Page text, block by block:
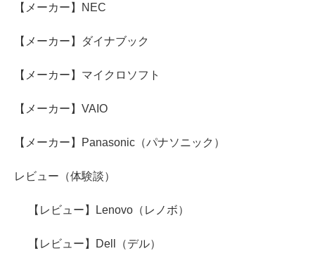
【メーカー】NEC
【メーカー】ダイナブック
【メーカー】マイクロソフト
【メーカー】VAIO
【メーカー】Panasonic（パナソニック）
レビュー（体験談）
【レビュー】Lenovo（レノボ）
【レビュー】Dell（デル）